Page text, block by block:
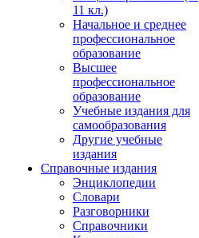
11 кл.)
Начальное и среднее
профессиональное
образование
Высшее
профессиональное
образование
Учебные издания для
самообразования
Другие учебные
издания
Справочные издания
Энциклопедии
Словари
Разговорники
Справочники